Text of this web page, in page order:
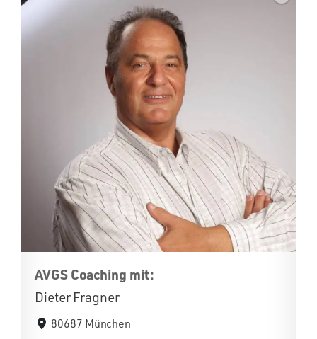
AVGS Coaching mit:
Dieter Fragner
80687 München